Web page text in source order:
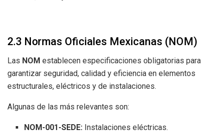
2.3 Normas Oficiales Mexicanas (NOM)
Las NOM establecen especificaciones obligatorias para
garantizar seguridad, calidad y eficiencia en elementos
estructurales, eléctricos y de instalaciones.
Algunas de las más relevantes son:
NOM-001-SEDE: Instalaciones eléctricas.